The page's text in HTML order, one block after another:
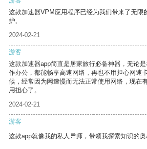
这款加速器VPM应用程序已经为我们带来了无限
护。
2024-02-21
游客
这款加速器app简直是居家旅行必备神器，无论
作办公，都能畅享高速网络，再也不用担心网速
候，经常因为网速慢而无法正常使用网络，现在
用担心了。
2024-02-21
游客
这款app就像我的私人导师，带领我探索知识的奥